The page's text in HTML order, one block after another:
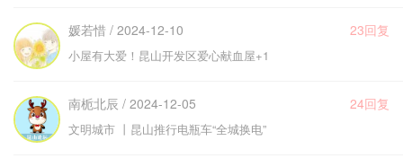
媛若惜 / 2024-12-10 23回复
小屋有大爱！昆山开发区爱心献血屋+1
南栀北辰 / 2024-12-05 24回复
文明城市 丨昆山推行电瓶车“全城换电”